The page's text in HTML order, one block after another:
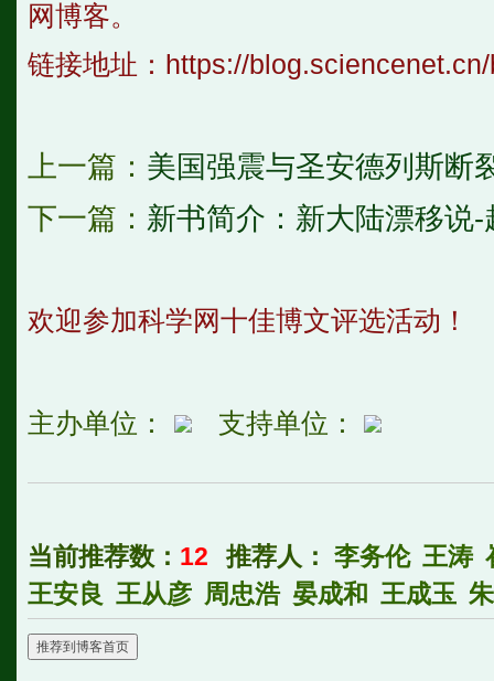
网博客。
链接地址： https://
上一篇： 美国强震与圣安德列斯断
下一篇： 新书简介：新大陆漂移说
欢迎参加科学网十佳博文评选活动！
主办单位： 支持单位：
当前推荐数： 12 推荐人： 李务伦 王涛
王安良 王从彦 周忠浩 晏成和 王成玉
推荐到博客首页